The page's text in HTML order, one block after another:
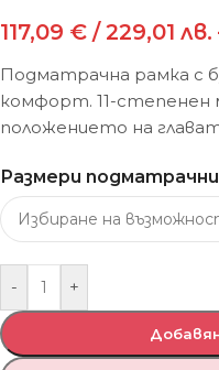
117,09 € / 229,01 лв.
Подматрачна рамка с
комфорт. 11-степенен
положението на
Размери
- +